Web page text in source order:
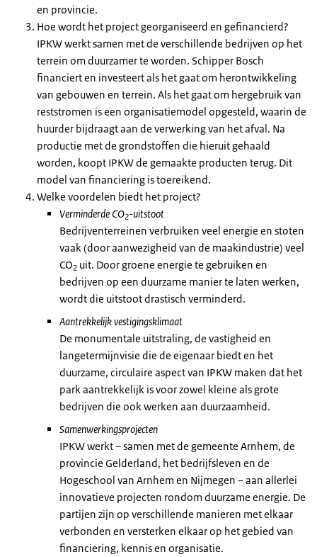
en provincie.
Hoe wordt het project georganiseerd en gefinancierd?
IPKW werkt samen met de verschillende bedrijven op het
terrein om duurzamer te worden. Schipper Bosch
financiert en investeert als het gaat om herontwikkeling
van gebouwen en terrein. Als het gaat om hergebruik van
reststromen is een organisatiemodel opgesteld, waarin de
huurder bijdraagt aan de verwerking van het afval. Na
productie met de grondstoffen die hieruit gehaald
worden, koopt IPKW de gemaakte producten terug. Dit
model van financiering is toereikend.
Welke voordelen biedt het project?
Verminderde CO2-uitstoot
Bedrijventerreinen verbruiken veel energie en stoten
vaak (door aanwezigheid van de maakindustrie) veel
CO2 uit. Door groene energie te gebruiken en
bedrijven op een duurzame manier te laten werken,
wordt die uitstoot drastisch verminderd.
Aantrekkelijk vestigingsklimaat
De monumentale uitstraling, de vastigheid en
langetermijnvisie die de eigenaar biedt en het
duurzame, circulaire aspect van IPKW maken dat het
park aantrekkelijk is voor zowel kleine als grote
bedrijven die ook werken aan duurzaamheid.
Samenwerkingsprojecten
IPKW werkt – samen met de gemeente Arnhem, de
provincie Gelderland, het bedrijfsleven en de
Hogeschool van Arnhem en Nijmegen – aan allerlei
innovatieve projecten rondom duurzame energie. De
partijen zijn op verschillende manieren met elkaar
verbonden en versterken elkaar op het gebied van
financiering, kennis en organisatie.